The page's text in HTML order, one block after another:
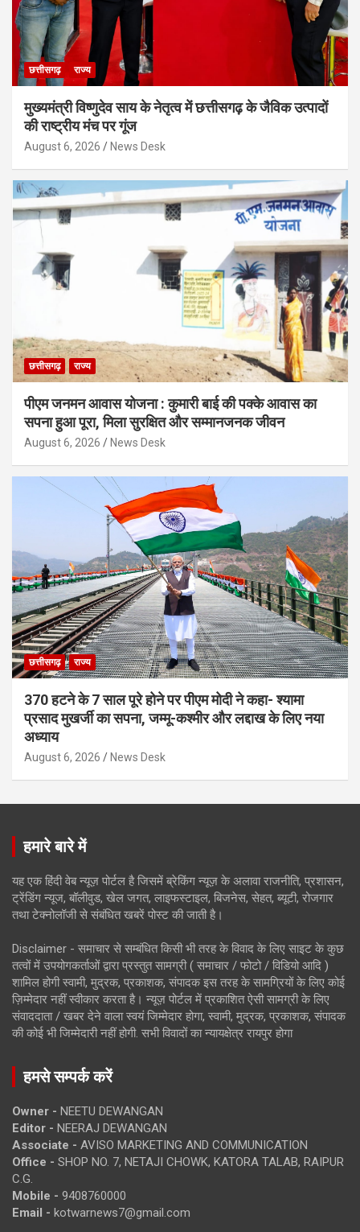
छत्तीसगढ़ राज्य
मुख्यमंत्री विष्णुदेव साय के नेतृत्व में छत्तीसगढ़ के जैविक उत्पादों
की राष्ट्रीय मंच पर गूंज
August 6, 2026 News Desk
छत्तीसगढ़ राज्य
पीएम जनमन आवास योजना : कुमारी बाई की पक्के आवास का
सपना हुआ पूरा, मिला सुरक्षित और सम्मानजनक जीवन
August 6, 2026 News Desk
छत्तीसगढ़ राज्य
370 हटने के 7 साल पूरे होने पर पीएम मोदी ने कहा- श्यामा
प्रसाद मुखर्जी का सपना, जम्मू-कश्मीर और लद्दाख के लिए नया
अध्याय
August 6, 2026 News Desk
हमारे बारे में
यह एक हिंदी वेब न्यूज़ पोर्टल है जिसमें ब्रेकिंग न्यूज़ के अलावा राजनीति, प्रशासन,
ट्रेंडिंग न्यूज, बॉलीवुड, खेल जगत, लाइफस्टाइल, बिजनेस, सेहत, ब्यूटी, रोजगार
तथा टेक्नोलॉजी से संबंधित खबरें पोस्ट की जाती है।
Disclaimer - समाचार से सम्बंधित किसी भी तरह के विवाद के लिए साइट के कुछ
तत्वों में उपयोगकर्ताओं द्वारा प्रस्तुत सामग्री ( समाचार / फोटो / विडियो आदि )
शामिल होगी स्वामी, मुद्रक, प्रकाशक, संपादक इस तरह के सामग्रियों के लिए कोई
ज़िम्मेदार नहीं स्वीकार करता है। न्यूज़ पोर्टल में प्रकाशित ऐसी सामग्री के लिए
संवाददाता / खबर देने वाला स्वयं जिम्मेदार होगा, स्वामी, मुद्रक, प्रकाशक, संपादक
की कोई भी जिम्मेदारी नहीं होगी. सभी विवादों का न्यायक्षेत्र रायपुर होगा
हमसे सम्पर्क करें
Owner - NEETU DEWANGAN
Editor - NEERAJ DEWANGAN
Associate - AVISO MARKETING AND COMMUNICATION
Office - SHOP NO. 7, NETAJI CHOWK, KATORA TALAB, RAIPUR
C.G.
Mobile - 9408760000
Email - kotwarnews7@gmail.com